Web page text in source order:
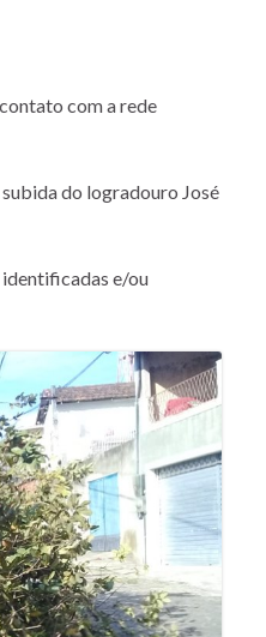
com a rede
do logradouro José
identificadas e/ou